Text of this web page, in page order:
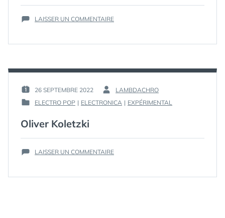
LAISSER UN COMMENTAIRESUR
PUBLIÉ
LE :
26 SEPTEMBRE 2022
PAR :
LAMBDACHRO
PUBLIÉ
ELECTRO POP | ELECTRONICA | EXPÉRIMENTAL
Oliver Koletzki
LAISSER UN COMMENTAIRESUR